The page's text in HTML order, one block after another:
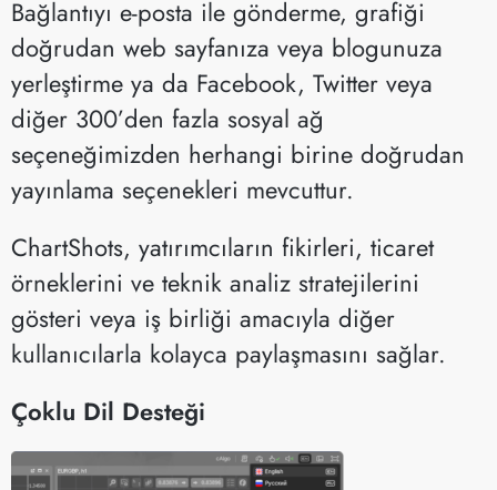
Bağlantıyı e-posta ile gönderme, grafiği
doğrudan web sayfanıza veya blogunuza
yerleştirme ya da Facebook, Twitter veya
diğer 300’den fazla sosyal ağ
seçeneğimizden herhangi birine doğrudan
yayınlama seçenekleri mevcuttur.
ChartShots, yatırımcıların fikirleri, ticaret
örneklerini ve teknik analiz stratejilerini
gösteri veya iş birliği amacıyla diğer
kullanıcılarla kolayca paylaşmasını sağlar.
Çoklu Dil Desteği